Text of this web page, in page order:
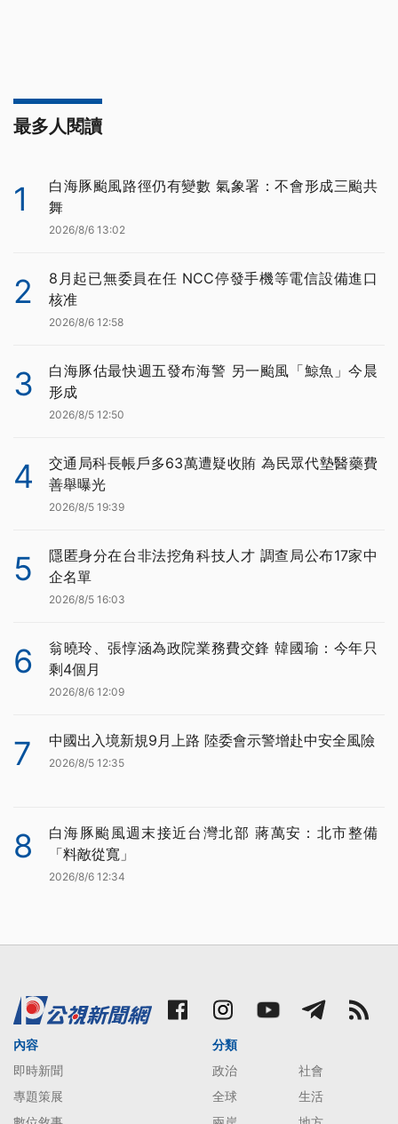
最多人閱讀
1
白海豚颱風路徑仍有變數 氣象署：不會形成三颱共
舞
2026/8/6 13:02
2
8月起已無委員在任 NCC停發手機等電信設備進口
核准
2026/8/6 12:58
3
白海豚估最快週五發布海警 另一颱風「鯨魚」今晨
形成
2026/8/5 12:50
4
交通局科長帳戶多63萬遭疑收賄 為民眾代墊醫藥費
善舉曝光
2026/8/5 19:39
5
隱匿身分在台非法挖角科技人才 調查局公布17家中
企名單
2026/8/5 16:03
6
翁曉玲、張惇涵為政院業務費交鋒 韓國瑜：今年只
剩4個月
2026/8/6 12:09
7 中國出入境新規9月上路 陸委會示警增赴中安全風險
2026/8/5 12:35
8
白海豚颱風週末接近台灣北部 蔣萬安：北市整備
「料敵從寬」
2026/8/6 12:34
內容
即時新聞
專題策展
分類
政治
社會
全球
生活